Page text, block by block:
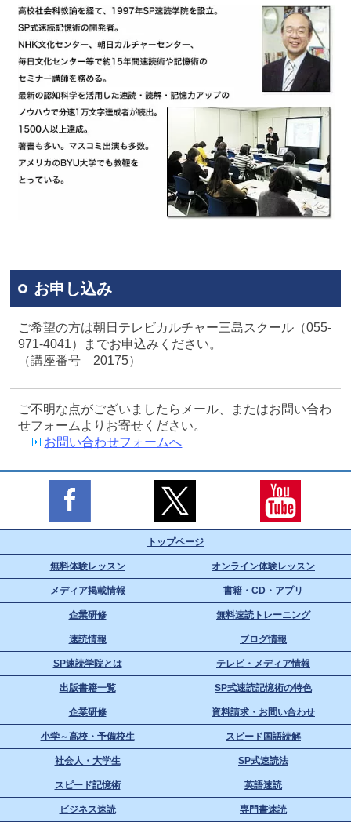
お申し込み
ご希望の方は朝日テレビカルチャー三島スクール（055-
971-4041）までお申込みください。
（講座番号 20175）
ご不明な点がございましたらメール、またはお問い合わ
せフォームよりお寄せください。
お問い合わせフォームへ
トップページ
無料体験レッスン オンライン体験レッスン
メディア掲載情報 書籍・CD・アプリ
企業研修 無料速読トレーニング
速読情報 ブログ情報
SP速読学院とは テレビ・メディア情報
出版書籍一覧 SP式速読記憶術の特色
企業研修 資料請求・お問い合わせ
小学～高校・予備校生 スピード国語読解
社会人・大学生 SP式速読法
スピード記憶術 英語速読
ビジネス速読 専門書速読